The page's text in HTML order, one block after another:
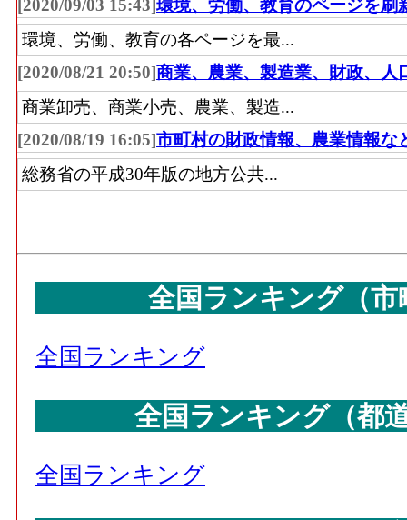
[2020/09/03 15:43]環境、労働、教育のページを刷
環境、労働、教育の各ページを最...
[2020/08/21 20:50]商業、農業、製造業、財政、人
商業卸売、商業小売、農業、製造...
[2020/08/19 16:05]市町村の財政情報、農業情報な
総務省の平成30年版の地方公共...
全国ランキング（
全国ランキング
全国ランキング（都
全国ランキング